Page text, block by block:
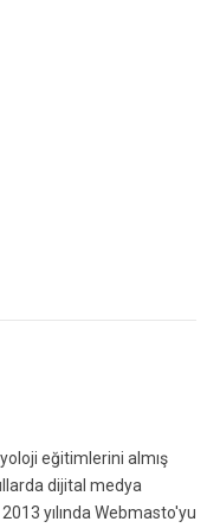
eğitimlerini almış
dijital medya
yılında Webmasto'yu